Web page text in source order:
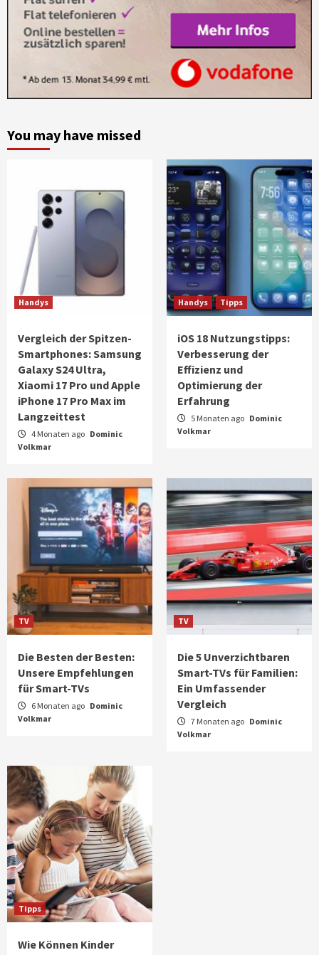
You may have missed
Handys
Vergleich der Spitzen-
Smartphones: Samsung
Galaxy S24 Ultra,
Xiaomi 17 Pro und Apple
iPhone 17 Pro Max im
Langzeittest
4 Monaten ago Dominic
Volkmar
Handys Tipps
iOS 18 Nutzungstipps:
Verbesserung der
Effizienz und
Optimierung der
Erfahrung
5 Monaten ago Dominic
Volkmar
TV
Die Besten der Besten:
Unsere Empfehlungen
für Smart-TVs
6 Monaten ago Dominic
Volkmar
TV
Die 5 Unverzichtbaren
Smart-TVs für Familien:
Ein Umfassender
Vergleich
7 Monaten ago Dominic
Volkmar
Tipps
Wie Können Kinder